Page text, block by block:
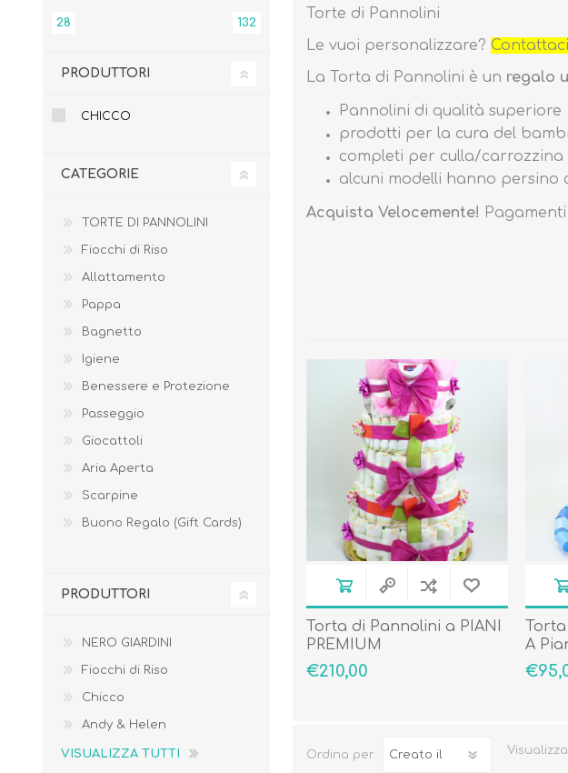
Biberon, Tettarelle,
Sterilizzatori
Tiralatte,
Scaldabiberon
Succhietti e
BENESSERE E
PROTEZIONE
Aerosol, Umidificatori,
Babymonitor
Passeggini, Seggiolini,
Accessori
Torte di Pannolini
Le vuoi personalizzare? Contattaci
La Torta di Pannolini è un regalo
Pannolini di qualità superiore
prodotti per la cura del
completi per culla/carrozzina
alcuni modelli hanno persino
Acquista Velocemente! Pagamenti
Torta di Pannolini a PIANI
PREMIUM
€210,00
A
Ordina per Visualizza
28 132
PRODUTTORI
CHICCO
CATEGORIE
TORTE DI PANNOLINI
Fiocchi di Riso
Allattamento
Pappa
Bagnetto
Igiene
Benessere e Protezione
Passeggio
Giocattoli
Aria Aperta
Scarpine
Buono Regalo (Gift Cards)
PRODUTTORI
NERO GIARDINI
Fiocchi di Riso
Chicco
Andy & Helen
VISUALIZZA TUTTI